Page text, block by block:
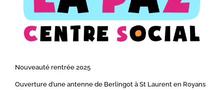
Nouveauté rentrée 2025
Ouverture d’une antenne de Berlingot à St Laurent en Royans